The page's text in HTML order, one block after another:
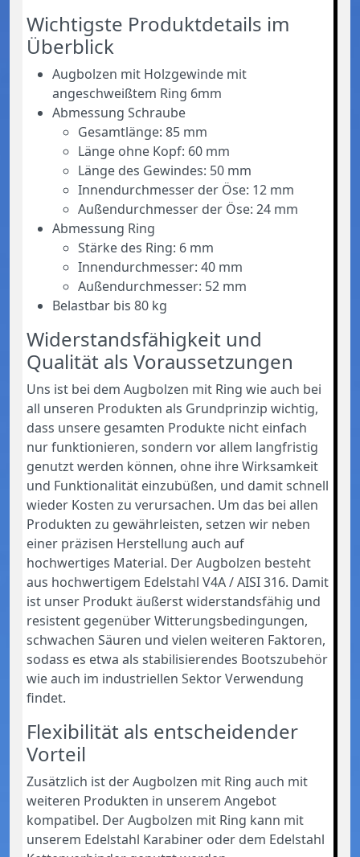
Wichtigste Produktdetails im
Überblick
Augbolzen mit Holzgewinde mit
angeschweißtem Ring 6mm
Abmessung Schraube
Gesamtlänge: 85 mm
Länge ohne Kopf: 60 mm
Länge des Gewindes: 50 mm
Innendurchmesser der Öse: 12 mm
Außendurchmesser der Öse: 24 mm
Abmessung Ring
Stärke des Ring: 6 mm
Innendurchmesser: 40 mm
Außendurchmesser: 52 mm
Belastbar bis 80 kg
Widerstandsfähigkeit und
Qualität als Voraussetzungen
Uns ist bei dem Augbolzen mit Ring wie auch bei
all unseren Produkten als Grundprinzip wichtig,
dass unsere gesamten Produkte nicht einfach
nur funktionieren, sondern vor allem langfristig
genutzt werden können, ohne ihre Wirksamkeit
und Funktionalität einzubüßen, und damit schnell
wieder Kosten zu verursachen. Um das bei allen
Produkten zu gewährleisten, setzen wir neben
einer präzisen Herstellung auch auf
hochwertiges Material. Der Augbolzen besteht
aus hochwertigem Edelstahl V4A / AISI 316. Damit
ist unser Produkt äußerst widerstandsfähig und
resistent gegenüber Witterungsbedingungen,
schwachen Säuren und vielen weiteren Faktoren,
sodass es etwa als stabilisierendes Bootszubehör
wie auch im industriellen Sektor Verwendung
findet.
Flexibilität als entscheidender
Vorteil
Zusätzlich ist der Augbolzen mit Ring auch mit
weiteren Produkten in unserem Angebot
kompatibel. Der Augbolzen mit Ring kann mit
unserem Edelstahl Karabiner oder dem Edelstahl